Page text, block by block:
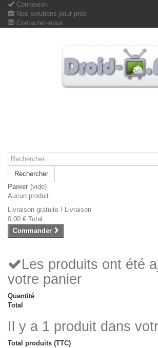
Connexion
Nos solutions pour pros
Contactez-nous
Rechercher
Panier (vide)
Aucun produit
Livraison gratuite ! Livraison
0,00 € Total
Commander
Les produits ont été
votre panier
Quantité
Total
Il y a 1 produit dans
Total produits (TTC)